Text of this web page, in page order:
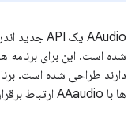
شده است. این برای برنامه
دارند طراحی شده است.
ها با AAaudio ارتباط برقرار می کنند.